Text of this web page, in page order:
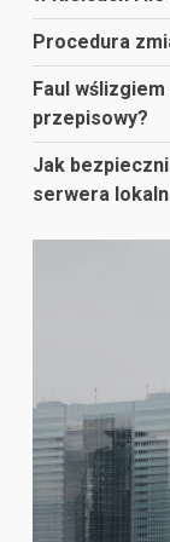
Procedura
Faul
przepisowy?
Jak
serwera